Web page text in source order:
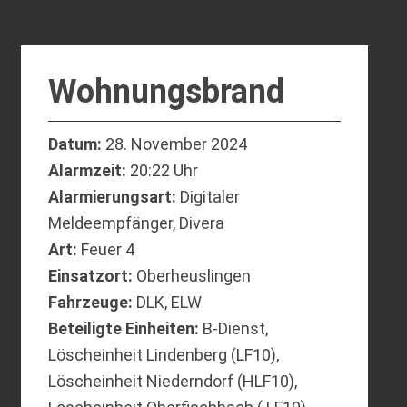
Wohnungsbrand
Datum: 28. November 2024
Alarmzeit: 20:22 Uhr
Alarmierungsart: Digitaler
Meldeempfänger, Divera
Art: Feuer 4
Einsatzort: Oberheuslingen
Fahrzeuge: DLK, ELW
Beteiligte Einheiten: B-Dienst,
Löscheinheit Lindenberg (LF10),
Löscheinheit Niederndorf (HLF10),